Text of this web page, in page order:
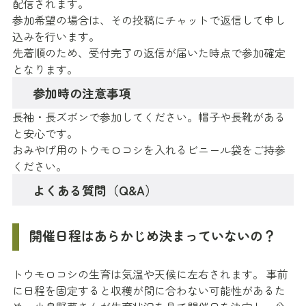
配信されます。
参加希望の場合は、その投稿にチャットで返信して申し
込みを行います。
先着順のため、受付完了の返信が届いた時点で参加確定
となります。
参加時の注意事項
長袖・長ズボンで参加してください。帽子や長靴がある
と安心です。
おみやげ用のトウモロコシを入れるビニール袋をご持参
ください。
よくある質問（Q&A）
開催日程はあらかじめ決まっていないの？
トウモロコシの生育は気温や天候に左右されます。 事前
に日程を固定すると収穫が間に合わない可能性があるた